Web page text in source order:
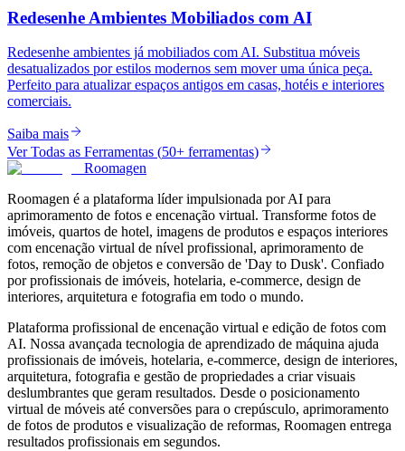
Redesenhe Ambientes Mobiliados com AI
Redesenhe ambientes já mobiliados com AI. Substitua móveis
desatualizados por estilos modernos sem mover uma única peça.
Perfeito para atualizar espaços antigos em casas, hotéis e interiores
comerciais.
Saiba mais
Ver Todas as Ferramentas (50+ ferramentas)
Roomagen
Roomagen é a plataforma líder impulsionada por AI para
aprimoramento de fotos e encenação virtual. Transforme fotos de
imóveis, quartos de hotel, imagens de produtos e espaços interiores
com encenação virtual de nível profissional, aprimoramento de
fotos, remoção de objetos e conversão de 'Day to Dusk'. Confiado
por profissionais de imóveis, hotelaria, e-commerce, design de
interiores, arquitetura e fotografia em todo o mundo.
Plataforma profissional de encenação virtual e edição de fotos com
AI. Nossa avançada tecnologia de aprendizado de máquina ajuda
profissionais de imóveis, hotelaria, e-commerce, design de interiores,
arquitetura, fotografia e gestão de propriedades a criar visuais
deslumbrantes que geram resultados. Desde o posicionamento
virtual de móveis até conversões para o crepúsculo, aprimoramento
de fotos de produtos e visualização de reformas, Roomagen entrega
resultados profissionais em segundos.